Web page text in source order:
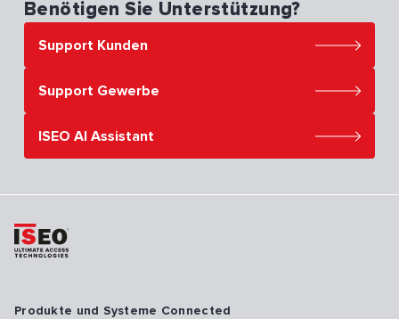
Benötigen Sie Unterstützung?
Support Kunden
Support Gewerbe
ISEO AI Assistant
Produkte und Systeme Connected